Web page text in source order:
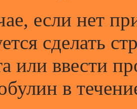
если нет
сделать
или ввести
в